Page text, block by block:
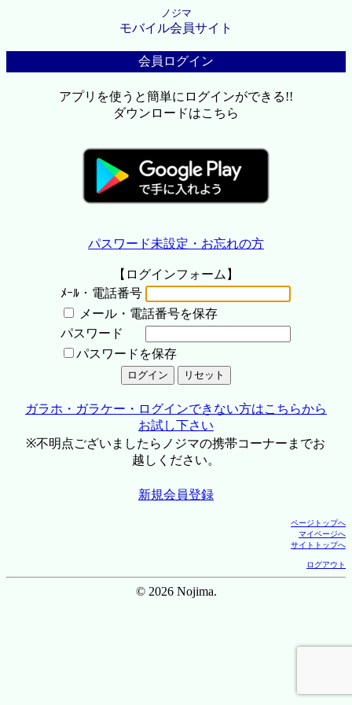
ノジマ
モバイル会員サイト
会員ログイン
アプリを使うと簡単にログインができる!!
ダウンロードはこちら
パスワード未設定・お忘れの方
【ログインフォーム】
ﾒｰﾙ・電話番号
メール・電話番号を保存
パスワード
パスワードを保存
ガラホ・ガラケー・ログインできない方はこちらから
お試し下さい
※不明点ございましたらノジマの携帯コーナーまでお
越しください。
新規会員登録
ページトップへ
マイページへ
サイトトップへ
ログアウト
© 2026 Nojima.